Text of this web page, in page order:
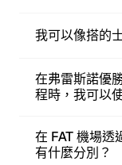
我可以像搭的
在弗雷斯諾優
程時，我可以
在 FAT 機場透
有什麼分別？